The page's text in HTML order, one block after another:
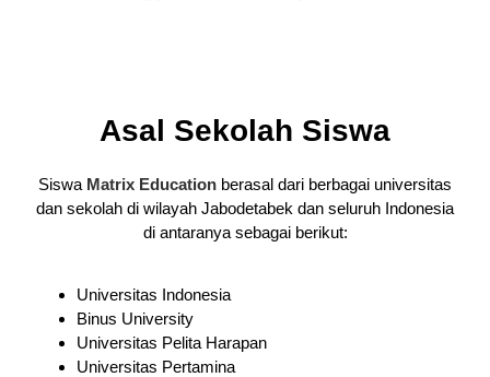
Asal Sekolah Siswa
Siswa Matrix Education berasal dari berbagai universitas
dan sekolah di wilayah Jabodetabek dan seluruh Indonesia
di antaranya sebagai berikut:
Universitas Indonesia
Binus University
Universitas Pelita Harapan
Universitas Pertamina